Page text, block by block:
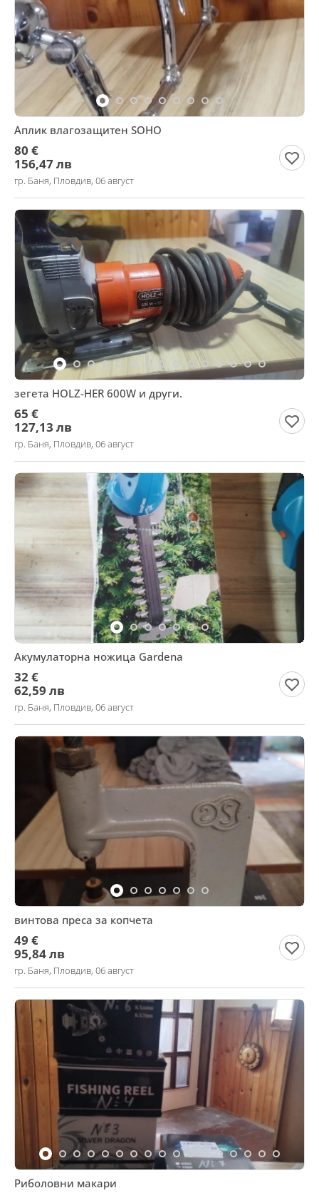
Аплик влагозащитен SOHO
80 €
156,47 лв
гр. Баня, Пловдив, 06 август
зегета HOLZ-HER 600W и други.
65 €
127,13 лв
гр. Баня, Пловдив, 06 август
Акумулаторна ножица Gardena
32 €
62,59 лв
гр. Баня, Пловдив, 06 август
винтова преса за копчета
49 €
95,84 лв
гр. Баня, Пловдив, 06 август
Риболовни макари